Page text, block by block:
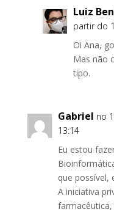
Luiz
partir do
Oi Ana,
Mas não
tipo.
Gabriel no
13:14
Eu estou
que possível,
A iniciativa